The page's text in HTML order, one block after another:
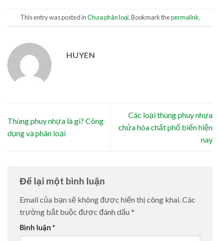
This entry was posted inChưa phân loại. Bookmark thepermalink.
HUYEN
Thùng phuy nhựa là gì? Công
dụng và phân loại
Các loại thùng phuy nhựa
chứa hóa chất phổ biến hiện
nay
Để lại một bình luận
Email của bạn sẽ không được hiển thị công khai. Các
trường bắt buộc được đánh dấu *
Bình luận *